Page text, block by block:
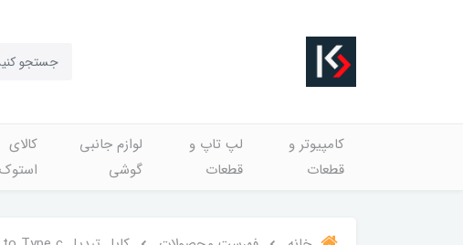
کامپیوتر و
قطعات
لپ تاپ و
قطعات
لوازم جانبی
گوشی
کالای
استوک